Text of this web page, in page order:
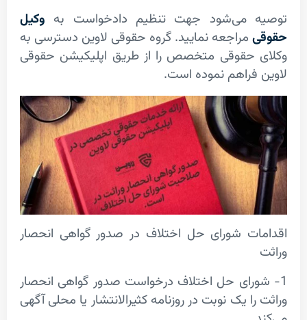
می‌شود جهت تنظیم دادخواست بهوکیل
مراجعه نمایید. گروه حقوقی لاوین دسترسی به
حقوقی متخصص را از طریق اپلیکیشن حقوقی
نموده است.
شورای حل اختلاف در صدور گواهی انحصار
حل اختلاف درخواست صدور گواهی انحصار
یک نوبت در روزنامه کثیر‌الانتشار یا محلی آگهی